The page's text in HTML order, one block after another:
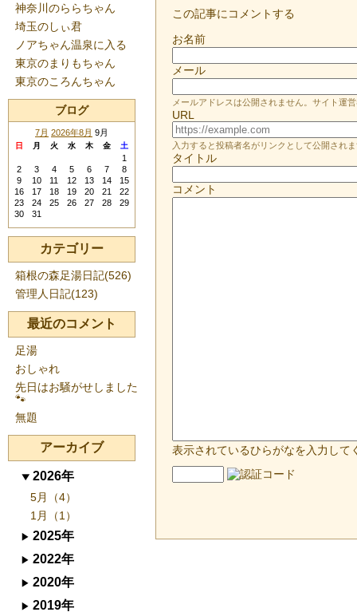
この記事にコメントする
お名前
メール
メールアドレスは公開されません。サイト運
URL
入力すると投稿者名がリンクとして公開され
タイトル
コメント
表示されているひらがなを入力して
神奈川のららちゃん
埼玉のしぃ君
ノアちゃん温泉に入る
東京のまりもちゃん
東京のころんちゃん
ブログ
7月 2026年8月 9月
日 月 火 水 木 金 土
1
2
3 4 5 6 7
8
9
10 11 12 13 14
15
16
17 18 19 20 21
22
23
24 25 26 27 28
29
30
31
カテゴリー
箱根の森足湯日記(526)
管理人日記(123)
最近のコメント
足湯
おしゃれ
先日はお騒がせしました
🐾
無題
アーカイブ
2026年
5月（4）
1月（1）
2025年
2022年
2020年
2019年